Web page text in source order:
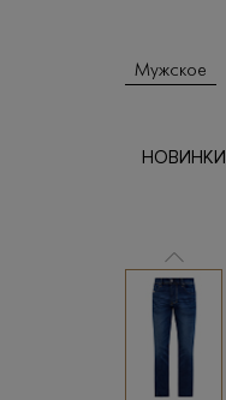
Мужское
НОВИНКИ